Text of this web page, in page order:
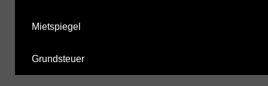
Mietspiegel
Grundsteuer